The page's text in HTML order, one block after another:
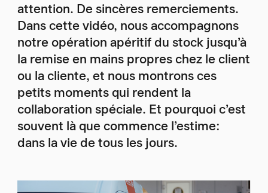
attention. De sincères remerciements.
Dans cette vidéo, nous accompagnons
notre opération apéritif du stock jusqu’à
la remise en mains propres chez le client
ou la cliente, et nous montrons ces
petits moments qui rendent la
collaboration spéciale. Et pourquoi c’est
souvent là que commence l’estime:
dans la vie de tous les jours.